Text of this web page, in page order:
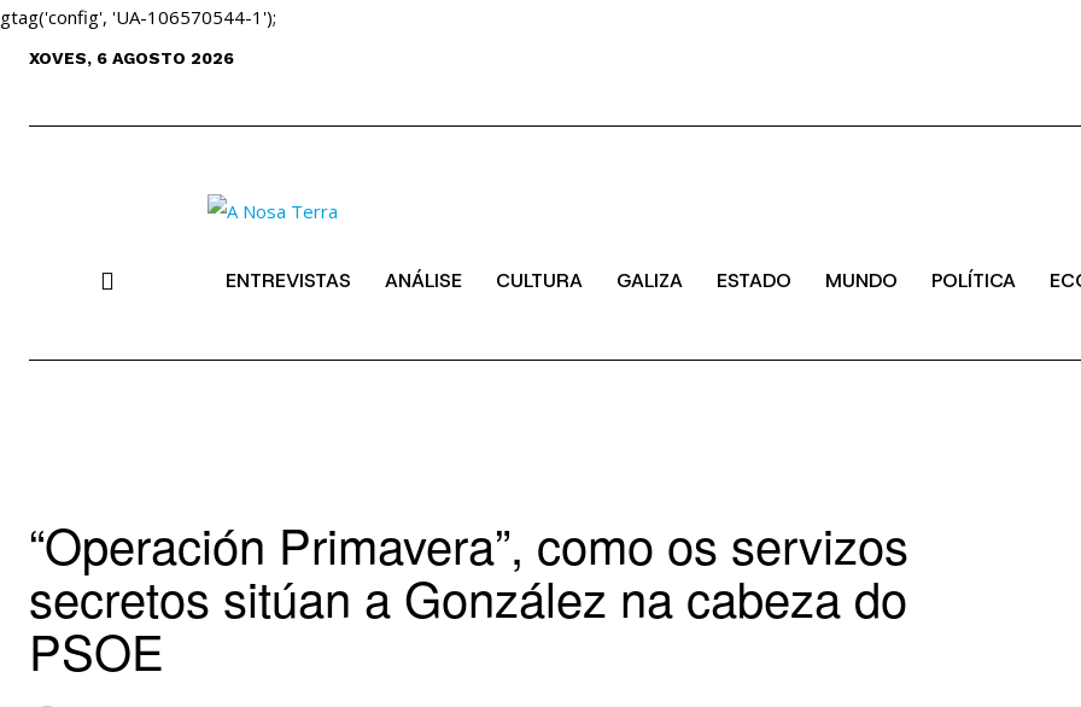
gtag('config', 'UA-106570544-1');
XOVES, 6 AGOSTO 2026
ENTREVISTAS ANÁLISE CULTURA GALIZA ESTADO MUNDO POLÍTICA
“Operación Primavera”, como os servizos
secretos sitúan a González na cabeza do
PSOE